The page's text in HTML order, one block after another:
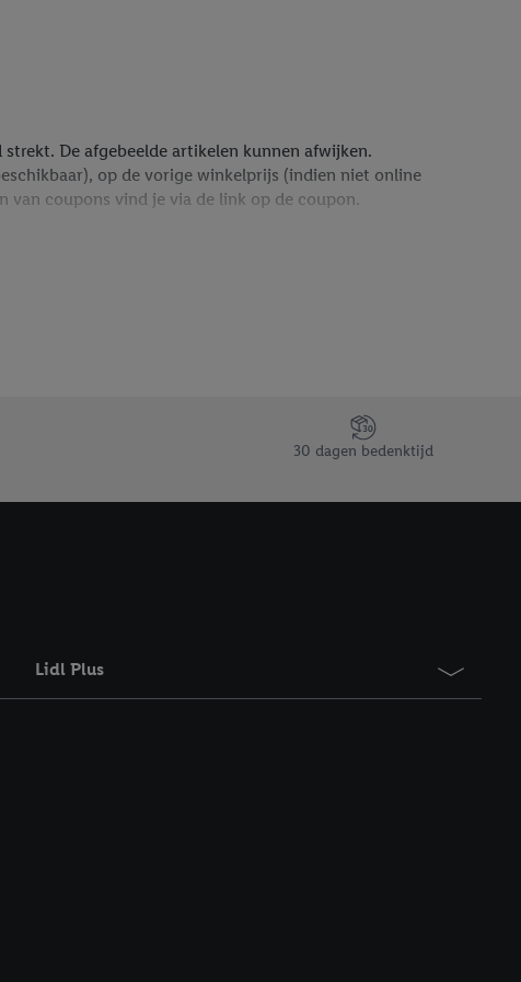
De afgebeelde artikelen kunnen afwijken.
op de vorige winkelprijs (indien niet online
van coupons vind je via de link op de coupon.
maar scheldt enkel de standaard verzendkosten kwijt.
30 dagen bedenktijd
Lidl Plus